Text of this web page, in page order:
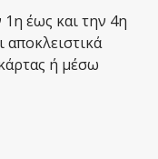
έως και την 4η
ή μέσω